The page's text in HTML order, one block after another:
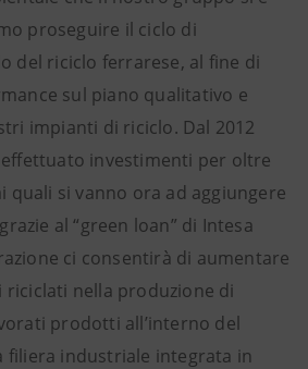
proseguire il ciclo di
del riciclo ferrarese, al fine di
sul piano qualitativo e
impianti di riciclo. Dal 2012
effettuato investimenti per oltre
quali si vanno ora ad aggiungere
al “green loan” di Intesa
ci consentirà di aumentare
riciclati nella produzione di
prodotti all’interno del
filiera industriale integrata in